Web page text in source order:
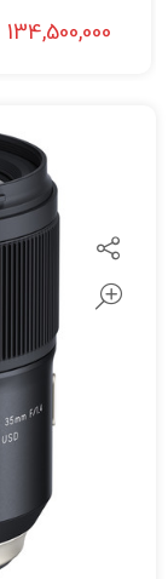
134,500,000